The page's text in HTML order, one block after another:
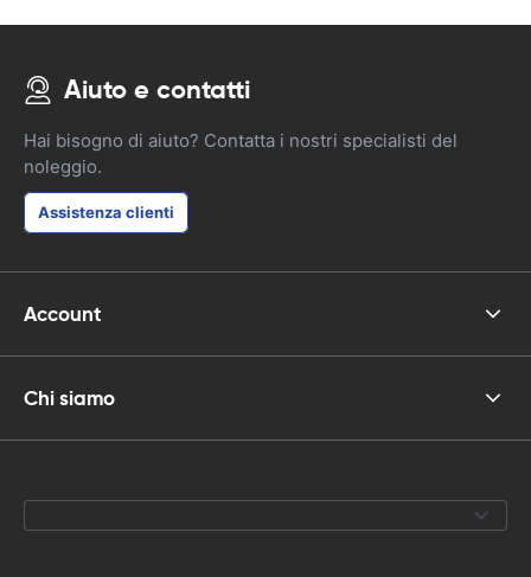
Aiuto e contatti
Hai bisogno di aiuto? Contatta i nostri specialisti del
noleggio.
Assistenza clienti
Account
Chi siamo